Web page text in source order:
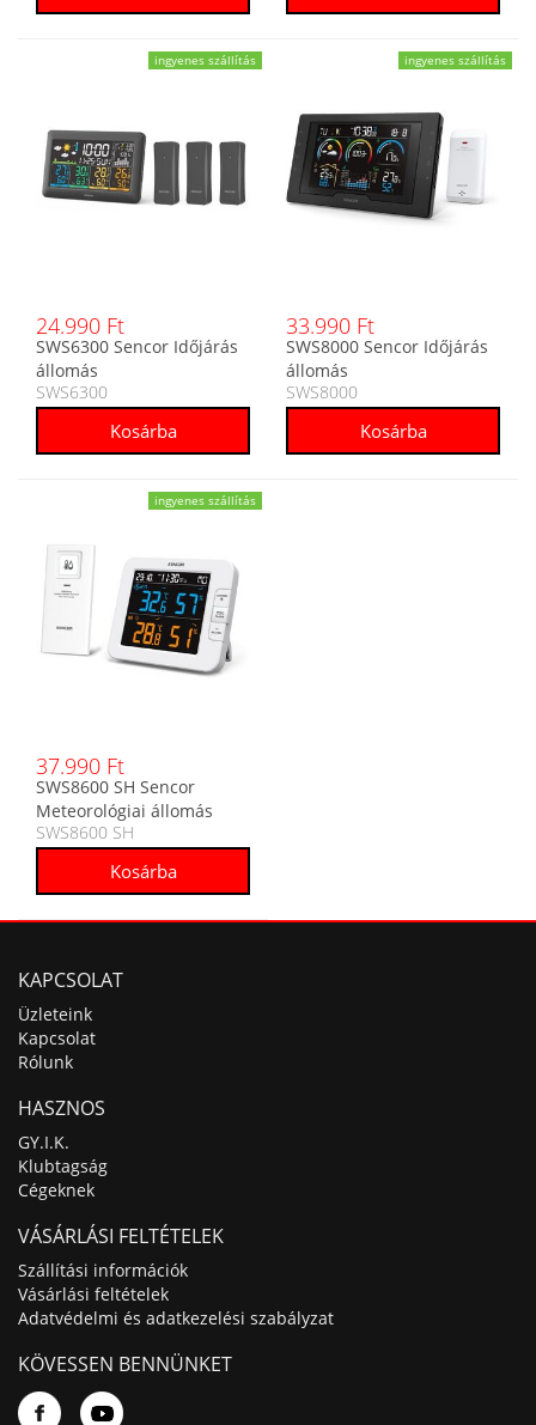
ingyenes szállítás
24.990 Ft
SWS6300 Sencor Időjárás
állomás
SWS6300
ingyenes szállítás
33.990 Ft
SWS8000 Sencor Időjárás
állomás
SWS8000
ingyenes szállítás
37.990 Ft
SWS8600 SH Sencor
Meteorológiai állomás
SWS8600 SH
KAPCSOLAT
Üzleteink
Kapcsolat
Rólunk
HASZNOS
GY.I.K.
Klubtagság
Cégeknek
VÁSÁRLÁSI FELTÉTELEK
Szállítási információk
Vásárlási feltételek
Adatvédelmi és adatkezelési szabályzat
KÖVESSEN BENNÜNKET